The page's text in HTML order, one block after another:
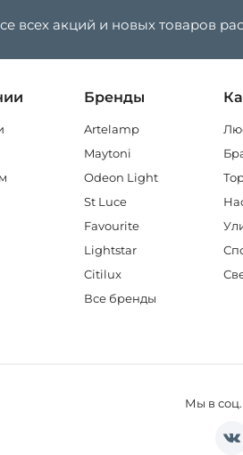
всех акций и новых товаров
Бренды
Artelamp
Maytoni
Odeon Light
St Luce
Favourite
Lightstar
Citilux
Все бренды
Мы в соц.